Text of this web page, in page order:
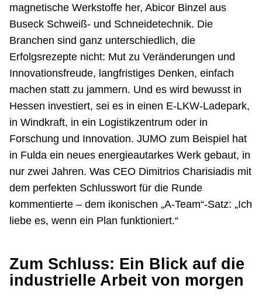
magnetische Werkstoffe her, Abicor Binzel aus
Buseck Schweiß- und Schneidetechnik. Die
Branchen sind ganz unterschiedlich, die
Erfolgsrezepte nicht: Mut zu Veränderungen und
Innovationsfreude, langfristiges Denken, einfach
machen statt zu jammern. Und es wird bewusst in
Hessen investiert, sei es in einen E-LKW-Ladepark,
in Windkraft, in ein Logistikzentrum oder in
Forschung und Innovation. JUMO zum Beispiel hat
in Fulda ein neues energieautarkes Werk gebaut, in
nur zwei Jahren. Was CEO Dimitrios Charisiadis mit
dem perfekten Schlusswort für die Runde
kommentierte – dem ikonischen „A-Team“-Satz: „Ich
liebe es, wenn ein Plan funktioniert.“
Zum Schluss: Ein Blick auf die
industrielle Arbeit von morgen